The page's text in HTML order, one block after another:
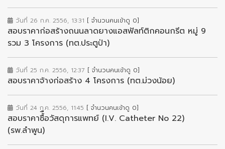
วันที่ 26 ก.ค. 2556, 13:31 [ จำนวนคนเข้าดู 0]
สอบราคาก่อสร้างถนนลาดยางแอสฟัลท์ติกคอนกรีต หมู่ 9
รวม 3 โครงการ (ทต.ประตูป่า)
วันที่ 25 ก.ค. 2556, 12:37 [ จำนวนคนเข้าดู 0]
สอบราคาจ้างก่อสร้าง 4 โครงการ (ทต.ม่วงน้อย)
วันที่ 24 ก.ค. 2556, 11:45 [ จำนวนคนเข้าดู 0]
สอบราคาซื้ือวัสดุการแพทย์ (I.V. Catheter No 22)
(รพ.ลำพูน)